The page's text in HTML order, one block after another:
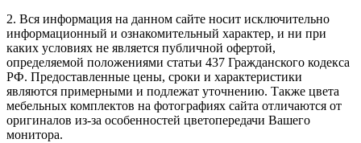
2. Вся информация на данном сайте носит исключительно
информационный и ознакомительный характер, и ни при
каких условиях не является публичной офертой,
определяемой положениями статьи 437 Гражданского кодекса
РФ. Предоставленные цены, сроки и характеристики
являются примерными и подлежат уточнению. Также цвета
мебельных комплектов на фотографиях сайта отличаются от
оригиналов из-за особенностей цветопередачи Вашего
монитора.